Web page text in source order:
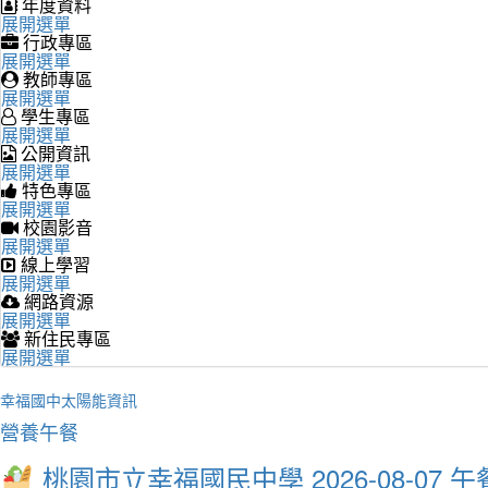
展開選單
行政專區
展開選單
教師專區
展開選單
學生專區
展開選單
公開資訊
展開選單
特色專區
展開選單
校園影音
展開選單
線上學習
展開選單
網路資源
展開選單
新住民專區
展開選單
幸福國中太陽能資訊
營養午餐
桃園市立幸福國民中學 2026-08-07 午